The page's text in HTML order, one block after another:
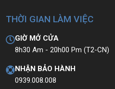
THỜI GIAN LÀM VIỆC
GIỜ MỞ CỬA
8h30 Am - 20h00 Pm (T2-CN)
NHẬN BẢO HÀNH
0939.008.008